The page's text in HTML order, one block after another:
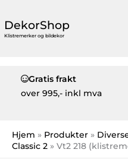
DekorShop
Klistremerker og bildekor
Gratis frakt
over 995,- inkl mva
Hjem Produkter
Classic 2
Vt2 218